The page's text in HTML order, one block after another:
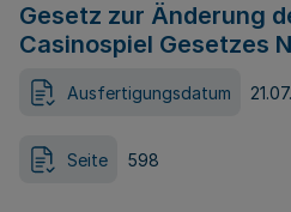
Gesetz zur Änderung
Casinospiel Gesetzes
Ausfertigungsdatum
Seite 598